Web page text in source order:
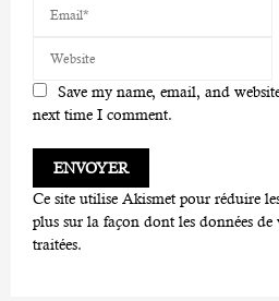
Save my name, email, and
next time I comment.
Ce site utilise Akismet pour réduire
plus sur la façon dont les données de
traitées.